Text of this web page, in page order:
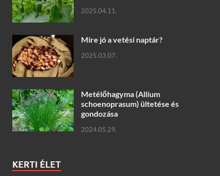
2025.04.11.
Mire jó a vetési naptár?
2025.03.07.
Metélőhagyma (Allium
schoenoprasum) ültetése és
gondozása
2024.05.29.
KERTI ÉLET